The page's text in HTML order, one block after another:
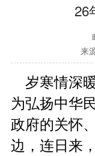
26
来
岁寒情深
为弘扬中华
政府的关怀
边，连日来